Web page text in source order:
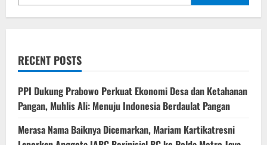
RECENT POSTS
PPI Dukung Prabowo Perkuat Ekonomi Desa dan Ketahanan
Pangan, Muhlis Ali: Menuju Indonesia Berdaulat Pangan
‎Merasa Nama Baiknya Dicemarkan, Mariam Kartikatresni